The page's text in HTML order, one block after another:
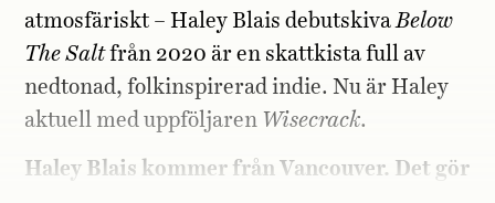
atmosfäriskt – Haley Blais debutskivaBelow
The Saltfrån 2020 är en skattkista full av
nedtonad, folkinspirerad indie. Nu är Haley
aktuell med uppföljaren Wisecrack.
Haley Blais kommer från Vancouver. Det gör